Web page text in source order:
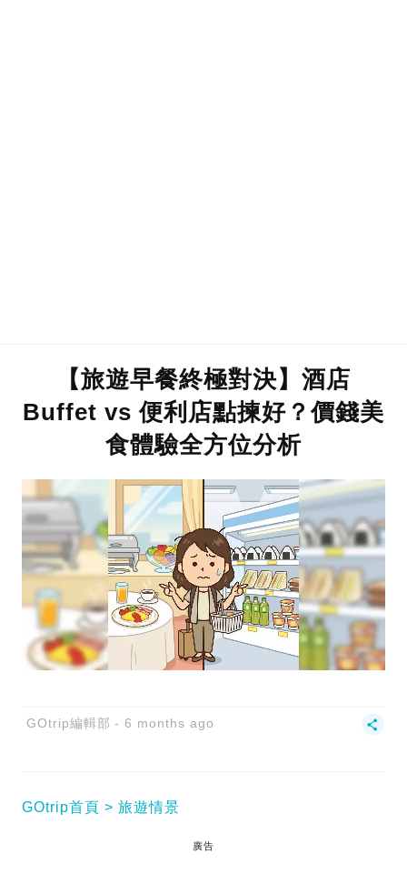
【旅遊早餐終極對決】酒店
Buffet vs 便利店點揀好？價錢美
食體驗全方位分析
GOtrip編輯部 6 months ago
GOtrip首頁 旅遊情景
廣告